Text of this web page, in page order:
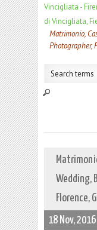
Vincigliata -
di Vincigliata,
Matrimonio,
Photographer,
Wedding,
Florence,
18 Nov, 2016